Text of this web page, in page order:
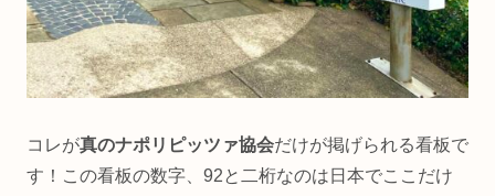
コレが真のナポリピッツァ協会だけが掲げられる看板で
す！この看板の数字、92と二桁なのは日本でここだけ